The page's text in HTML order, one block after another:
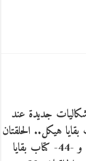
في اشكاليات جديدة عند
هيكل.. الحلقتان
-45- و -46- كتاب بقايا هيكل.. الحلقتان -43- و -44- كتاب بقايا